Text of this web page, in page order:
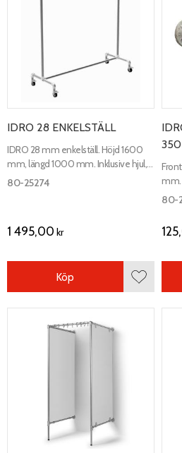
IDRO 28 ENKELSTÄLL
IDRO 28 mm enkelställ. Höjd 1600
mm, längd 1000 mm. Inklusive hjul,
varav två stycken med broms. Zink.
80-25274
1 495,00 kr
Lägg till
Köp
mm.
och
80-